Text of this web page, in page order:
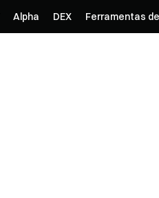
Alpha DEX Ferramentas